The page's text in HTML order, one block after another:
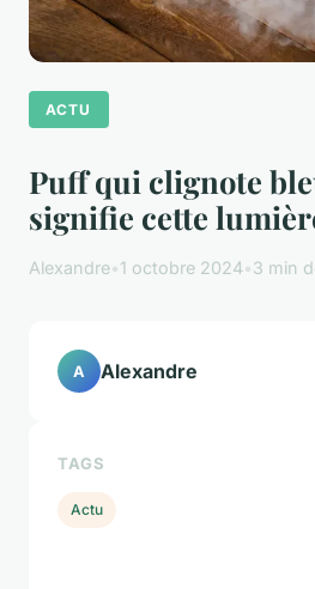
ACTU
Puff qui clignote
signifie cette
Alexandre•1 octobre 2024•3 min
A Alexandre
TAGS
Actu